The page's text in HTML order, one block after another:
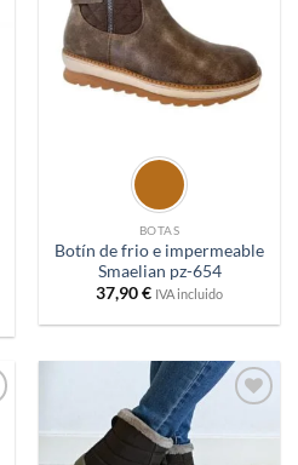
BOTAS
Botín de frio e impermeable
Smaelian pz-654
37,90€ IVA incluido